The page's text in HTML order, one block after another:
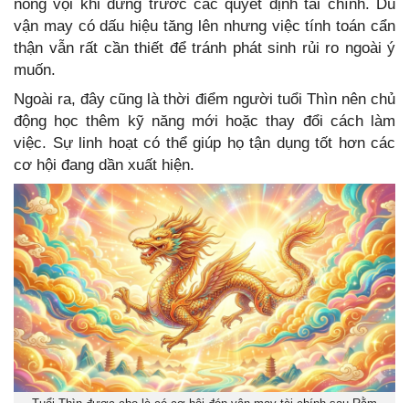
nóng vội khi đứng trước các quyết định tài chính. Dù
vận may có dấu hiệu tăng lên nhưng việc tính toán cẩn
thận vẫn rất cần thiết để tránh phát sinh rủi ro ngoài ý
muốn.
Ngoài ra, đây cũng là thời điểm người tuổi Thìn nên chủ
động học thêm kỹ năng mới hoặc thay đổi cách làm
việc. Sự linh hoạt có thể giúp họ tận dụng tốt hơn các
cơ hội đang dần xuất hiện.